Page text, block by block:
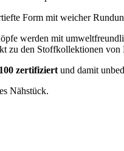
Form mit weicher
werden mit
zu den Stoffkollektionen
zertifiziertund damit
Nähstück.